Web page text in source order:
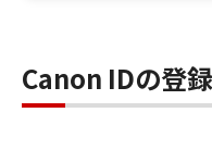
Canon IDの登